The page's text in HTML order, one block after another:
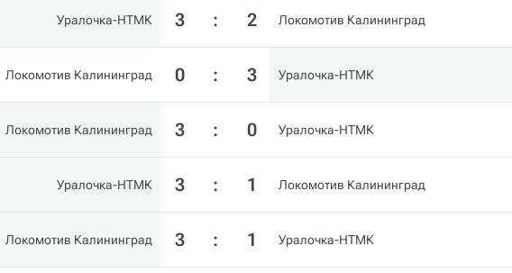
Уралочка-НТМК 3 : 2 Локомотив Калининград
Локомотив Калининград 0 : 3 Уралочка-НТМК
Локомотив Калининград 3 : 0 Уралочка-НТМК
Уралочка-НТМК 3 : 1 Локомотив Калининград
Локомотив Калининград 3 : 1 Уралочка-НТМК